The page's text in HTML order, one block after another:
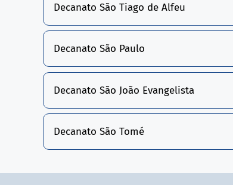
Decanato São Tiago de Alfeu
Decanato São Paulo
Decanato São João Evangelista
Decanato São Tomé